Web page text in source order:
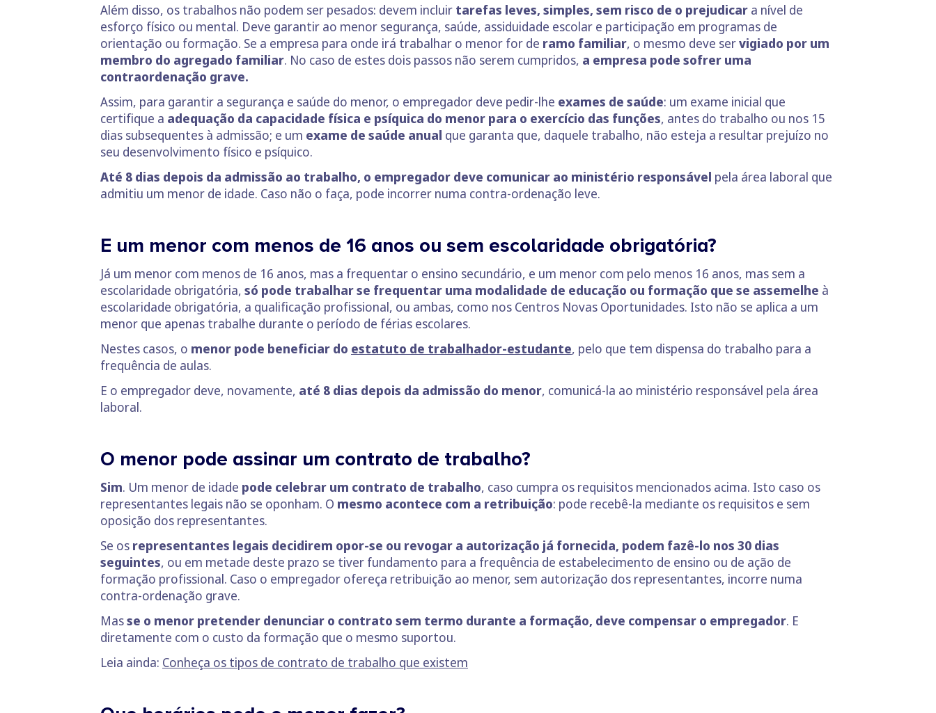
Além disso, os trabalhos não podem ser pesados: devem incluir tarefas leves, simples, sem risco de o prejudicar a nível de
esforço físico ou mental. Deve garantir ao menor segurança, saúde, assiduidade escolar e participação em programas de
orientação ou formação. Se a empresa para onde irá trabalhar o menor for de ramo familiar, o mesmo deve servigiado por um
membro do agregado familiar. No caso de estes dois passos não serem cumpridos, a empresa pode sofrer uma
contraordenação grave.
Assim, para garantir a segurança e saúde do menor, o empregador deve pedir-lhe exames de saúde: um exame inicial que
certifique a adequação da capacidade física e psíquica do menor para o exercício das funções, antes do trabalho ou nos 15
dias subsequentes à admissão; e um exame de saúde anual que garanta que, daquele trabalho, não esteja a resultar prejuízo no
seu desenvolvimento físico e psíquico.
Até 8 dias depois da admissão ao trabalho, o empregador deve comunicar ao ministério responsável pela área laboral que
admitiu um menor de idade. Caso não o faça, pode incorrer numa contra-ordenação leve.
E um menor com menos de 16 anos ou sem escolaridade obrigatória?
Já um menor com menos de 16 anos, mas a frequentar o ensino secundário, e um menor com pelo menos 16 anos, mas sem a
escolaridade obrigatória, só pode trabalhar se frequentar uma modalidade de educação ou formação que se assemelhe à
escolaridade obrigatória, a qualificação profissional, ou ambas, como nos Centros Novas Oportunidades. Isto não se aplica a um
menor que apenas trabalhe durante o período de férias escolares.
Nestes casos, o menor pode beneficiar do estatuto de trabalhador-estudante, pelo que tem dispensa do trabalho para a
frequência de aulas.
E o empregador deve, novamente, até 8 dias depois da admissão do menor, comunicá-la ao ministério responsável pela área
laboral.
O menor pode assinar um contrato de trabalho?
Sim. Um menor de idade pode celebrar um contrato de trabalho, caso cumpra os requisitos mencionados acima. Isto caso os
representantes legais não se oponham. O mesmo acontece com a retribuição: pode recebê-la mediante os requisitos e sem
oposição dos representantes.
Se os representantes legais decidirem opor-se ou revogar a autorização já fornecida, podem fazê-lo nos 30 dias
seguintes, ou em metade deste prazo se tiver fundamento para a frequência de estabelecimento de ensino ou de ação de
formação profissional. Caso o empregador ofereça retribuição ao menor, sem autorização dos representantes, incorre numa
contra-ordenação grave.
Masse o menor pretender denunciar o contrato sem termo durante a formação, deve compensar o empregador. E
diretamente com o custo da formação que o mesmo suportou.
Leia ainda: Conheça os tipos de contrato de trabalho que existem